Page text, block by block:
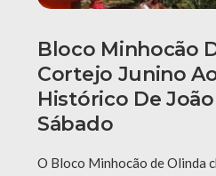
Bloco Minhocão
Cortejo Junino
Histórico De
Sábado
O Bloco Minhocão de Olinda